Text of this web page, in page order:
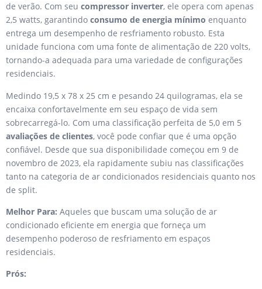
de verão. Com seu compressor inverter, ele opera com apenas
2,5 watts, garantindo consumo de energia mínimo enquanto
entrega um desempenho de resfriamento robusto. Esta
unidade funciona com uma fonte de alimentação de 220 volts,
tornando-a adequada para uma variedade de configurações
residenciais.
Medindo 19,5 x 78 x 25 cm e pesando 24 quilogramas, ela se
encaixa confortavelmente em seu espaço de vida sem
sobrecarregá-lo. Com uma classificação perfeita de 5,0 em 5
avaliações de clientes, você pode confiar que é uma opção
confiável. Desde que sua disponibilidade começou em 9 de
novembro de 2023, ela rapidamente subiu nas classificações
tanto na categoria de ar condicionados residenciais quanto nos
de split.
Melhor Para: Aqueles que buscam uma solução de ar
condicionado eficiente em energia que forneça um
desempenho poderoso de resfriamento em espaços
residenciais.
Prós: